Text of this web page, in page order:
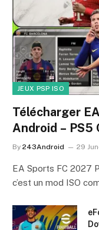
JEUX PSP ISO
Télécharger
Android – PS5
By 243Android 29
EA Sports FC 2027
c’est un mod ISO